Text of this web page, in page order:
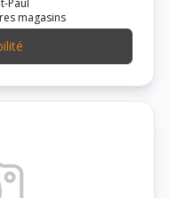
Paul
magasins